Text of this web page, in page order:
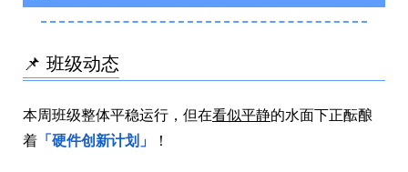
📌 班级动态
本周班级整体平稳运行，但在看似平静的水面下正酝酿
着 ​「硬件创新计划」​ ！